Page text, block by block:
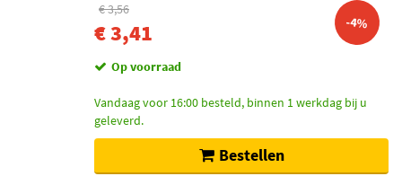
€ 3,56
€ 3,41 -4%
Op voorraad
Vandaag voor 16:00 besteld, binnen 1 werkdag bij u
geleverd.
Bestellen